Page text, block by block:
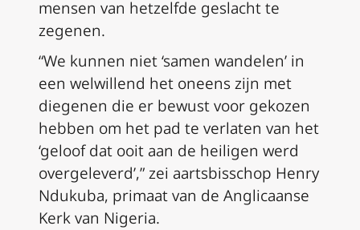
mensen van hetzelfde geslacht te
zegenen.
“We kunnen niet ‘samen wandelen’ in
een welwillend het oneens zijn met
diegenen die er bewust voor gekozen
hebben om het pad te verlaten van het
‘geloof dat ooit aan de heiligen werd
overgeleverd’,” zei aartsbisschop Henry
Ndukuba, primaat van de Anglicaanse
Kerk van Nigeria.